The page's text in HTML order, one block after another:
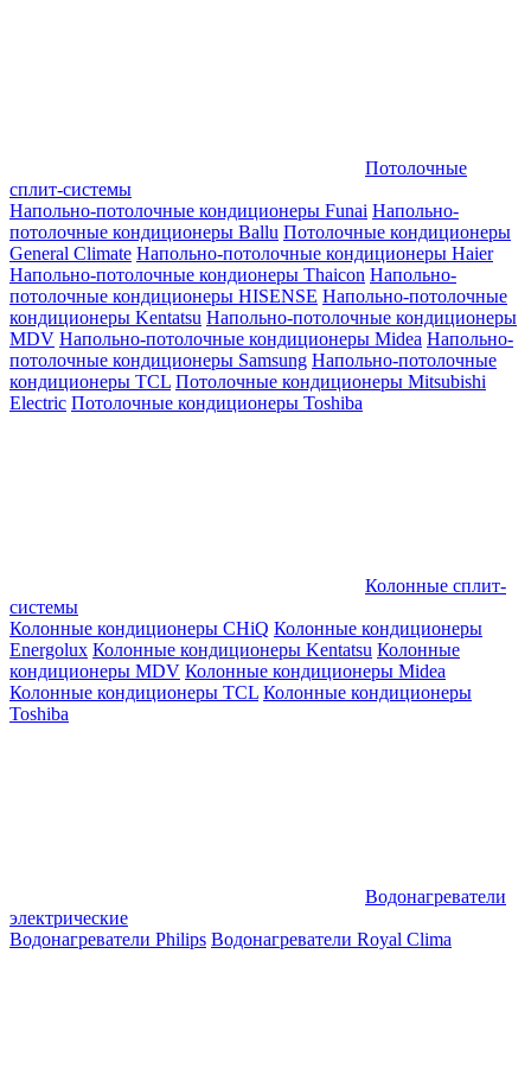
Потолочные
сплит-системы
Напольно-потолочные кондиционеры Funai Напольно-
потолочные кондиционеры Ballu Потолочные кондиционеры
General Climate Напольно-потолочные кондиционеры Haier
Напольно-потолочные кондионеры Thaicon Напольно-
потолочные кондиционеры HISENSE Напольно-потолочные
кондиционеры Kentatsu Напольно-потолочные кондиционеры
MDV Напольно-потолочные кондиционеры Midea Напольно-
потолочные кондиционеры Samsung Напольно-потолочные
кондиционеры TCL Потолочные кондиционеры Mitsubishi
Electric Потолочные кондиционеры Toshiba
Колонные сплит-
системы
Колонные кондиционеры CHiQ Колонные кондиционеры
Energolux Колонные кондиционеры Kentatsu Колонные
кондиционеры MDV Колонные кондиционеры Midea
Колонные кондиционеры TCL Колонные кондиционеры
Toshiba
Водонагреватели
электрические
Водонагреватели Philips Водонагреватели Royal Clima